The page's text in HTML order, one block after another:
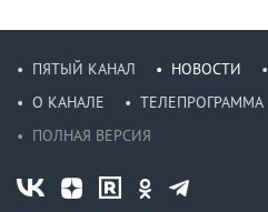
ПЯТЫЙ КАНАЛ НОВОСТИ
О КАНАЛЕ
ТЕЛЕПРОГРАММА
ПОЛНАЯ ВЕРСИЯ